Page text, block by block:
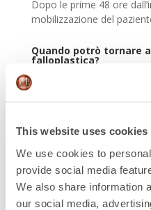
This website uses cookies
We use cookies to
provide social media
We also share information
our social media,
Dopo le prime 48 ore
mobilizzazione del
Quando potrò tornare
falloplastica?
Sebbene sarai dimesso/
discrezione del chirurgo,
catetere sovrapubico.
svuotamento della
attraverso l’uretra,